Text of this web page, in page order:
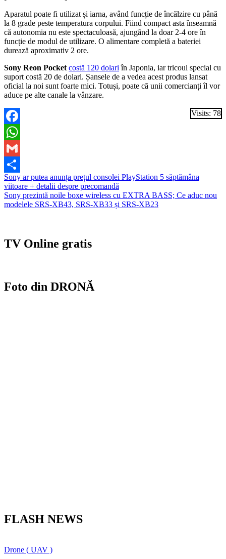
Aparatul poate fi utilizat și iarna, având funcție de încălzire cu până
la 8 grade peste temperatura corpului. Fiind compact asta înseamnă
că autonomia nu este spectaculoasă, ajungând la doar 2-4 ore în
funcție de modul de utilizare. O alimentare completă a bateriei
durează aproximativ 2 ore.
Sony Reon Pocket costă 120 dolari în Japonia, iar tricoul special cu
suport costă 20 de dolari. Șansele de a vedea acest produs lansat
oficial la noi sunt foarte mici. Totuși, poate că unii comercianți îl vor
aduce pe alte canale la vânzare.
Visits: 78
Facebook
WhatsApp
Gmail
Partajează
Navigare
în
articole
Sony ar putea anunța prețul consolei PlayStation 5 săptămâna
viitoare + detalii despre precomandă
Sony prezintă noile boxe wireless cu EXTRA BASS; Ce aduc nou
modelele SRS-XB43, SRS-XB33 și SRS-XB23
TV Online gratis
Foto din DRONĂ
FLASH NEWS
Drone ( UAV )